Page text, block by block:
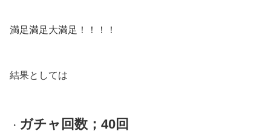
満足満足大満足！！！！
結果としては
・ ガチャ回数；40回